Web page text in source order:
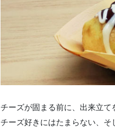
チーズが固まる前に、出来立て
チーズ好きにはたまらない、そ